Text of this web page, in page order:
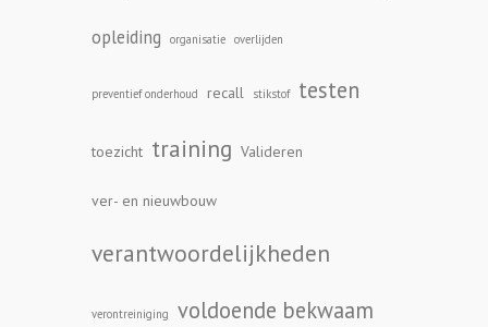
opleiding organisatie overlijden
preventief onderhoud recall stikstof testen
toezicht training Valideren
ver- en nieuwbouw
verantwoordelijkheden
verontreiniging
voldoende bekwaam